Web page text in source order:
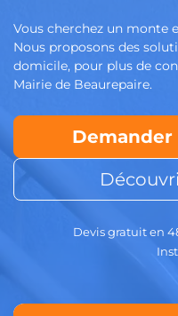
Vous cherchez un monte
Nous proposons des
domicile, pour plus de
Mairie de Beaurepaire.
Devis gratuit en